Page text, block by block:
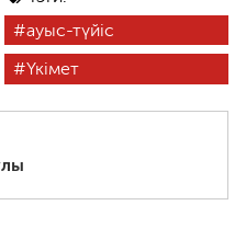
ауыс-түйіс
Үкімет